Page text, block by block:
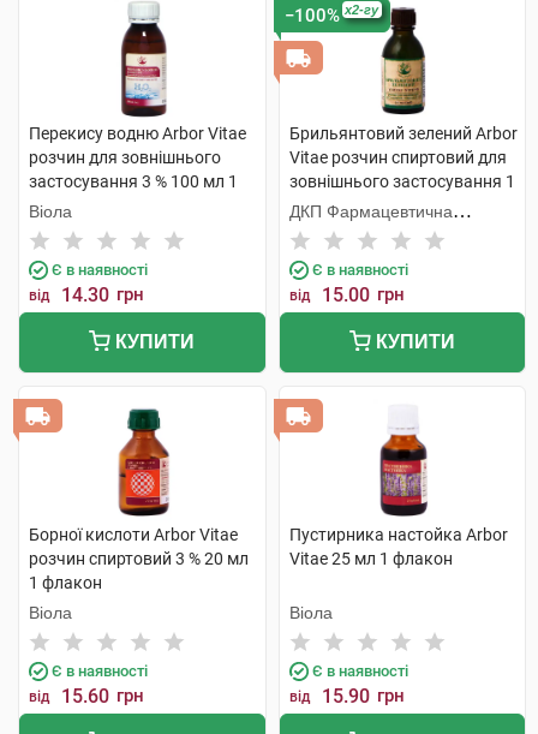
Перекису водню Arbor Vitae
розчин для зовнішнього
застосування 3 % 100 мл 1
флакон
Віола
Є в наявності
від 14.30 грн
КУПИТИ
−100% x2-гу
Брильянтовий зелений Arbor
Vitae розчин спиртовий для
зовнішнього застосування 1
% 20 мл 1 флакон
ДКП Фармацевтична
фабрика
Є в наявності
від 15.00 грн
КУПИТИ
Борної кислоти Arbor Vitae
розчин спиртовий 3 % 20 мл
1 флакон
Віола
Є в наявності
від 15.60 грн
Пустирника настойка Arbor
Vitae 25 мл 1 флакон
Віола
Є в наявності
від 15.90 грн